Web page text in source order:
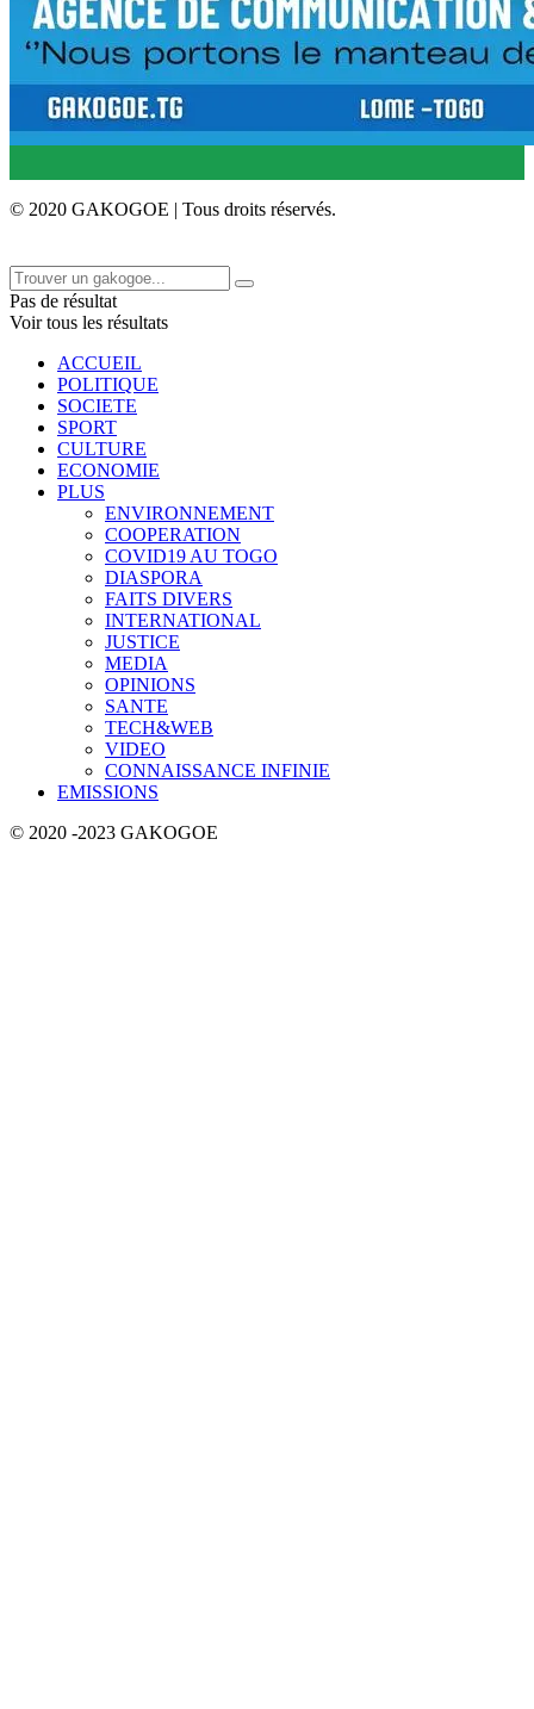
© 2020 GAKOGOE | Tous droits réservés.
Pas de résultat
Voir tous les résultats
ACCUEIL
POLITIQUE
SOCIETE
SPORT
CULTURE
ECONOMIE
PLUS
ENVIRONNEMENT
COOPERATION
COVID19 AU TOGO
DIASPORA
FAITS DIVERS
INTERNATIONAL
JUSTICE
MEDIA
OPINIONS
SANTE
TECH&WEB
VIDEO
CONNAISSANCE INFINIE
EMISSIONS
© 2020 -2023 GAKOGOE